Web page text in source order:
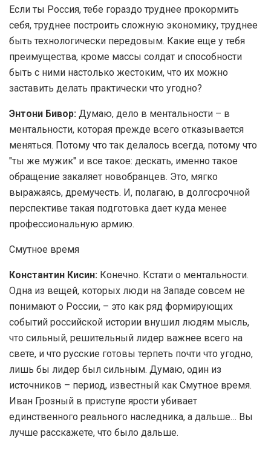
Если ты Россия, тебе гораздо труднее прокормить
себя, труднее построить сложную экономику, труднее
быть технологически передовым. Какие еще у тебя
преимущества, кроме массы солдат и способности
быть с ними настолько жестоким, что их можно
заставить делать практически что угодно?
Энтони Бивор: Думаю, дело в ментальности – в
ментальности, которая прежде всего отказывается
меняться. Потому что так делалось всегда, потому что
"ты же мужик" и все такое: дескать, именно такое
обращение закаляет новобранцев. Это, мягко
выражаясь, дремучесть. И, полагаю, в долгосрочной
перспективе такая подготовка дает куда менее
профессиональную армию.
Смутное время
Константин Кисин: Конечно. Кстати о ментальности.
Одна из вещей, которых люди на Западе совсем не
понимают о России, – это как ряд формирующих
событий российской истории внушил людям мысль,
что сильный, решительный лидер важнее всего на
свете, и что русские готовы терпеть почти что угодно,
лишь бы лидер был сильным. Думаю, один из
источников – период, известный как Смутное время.
Иван Грозный в приступе ярости убивает
единственного реального наследника, а дальше… Вы
лучше расскажете, что было дальше.